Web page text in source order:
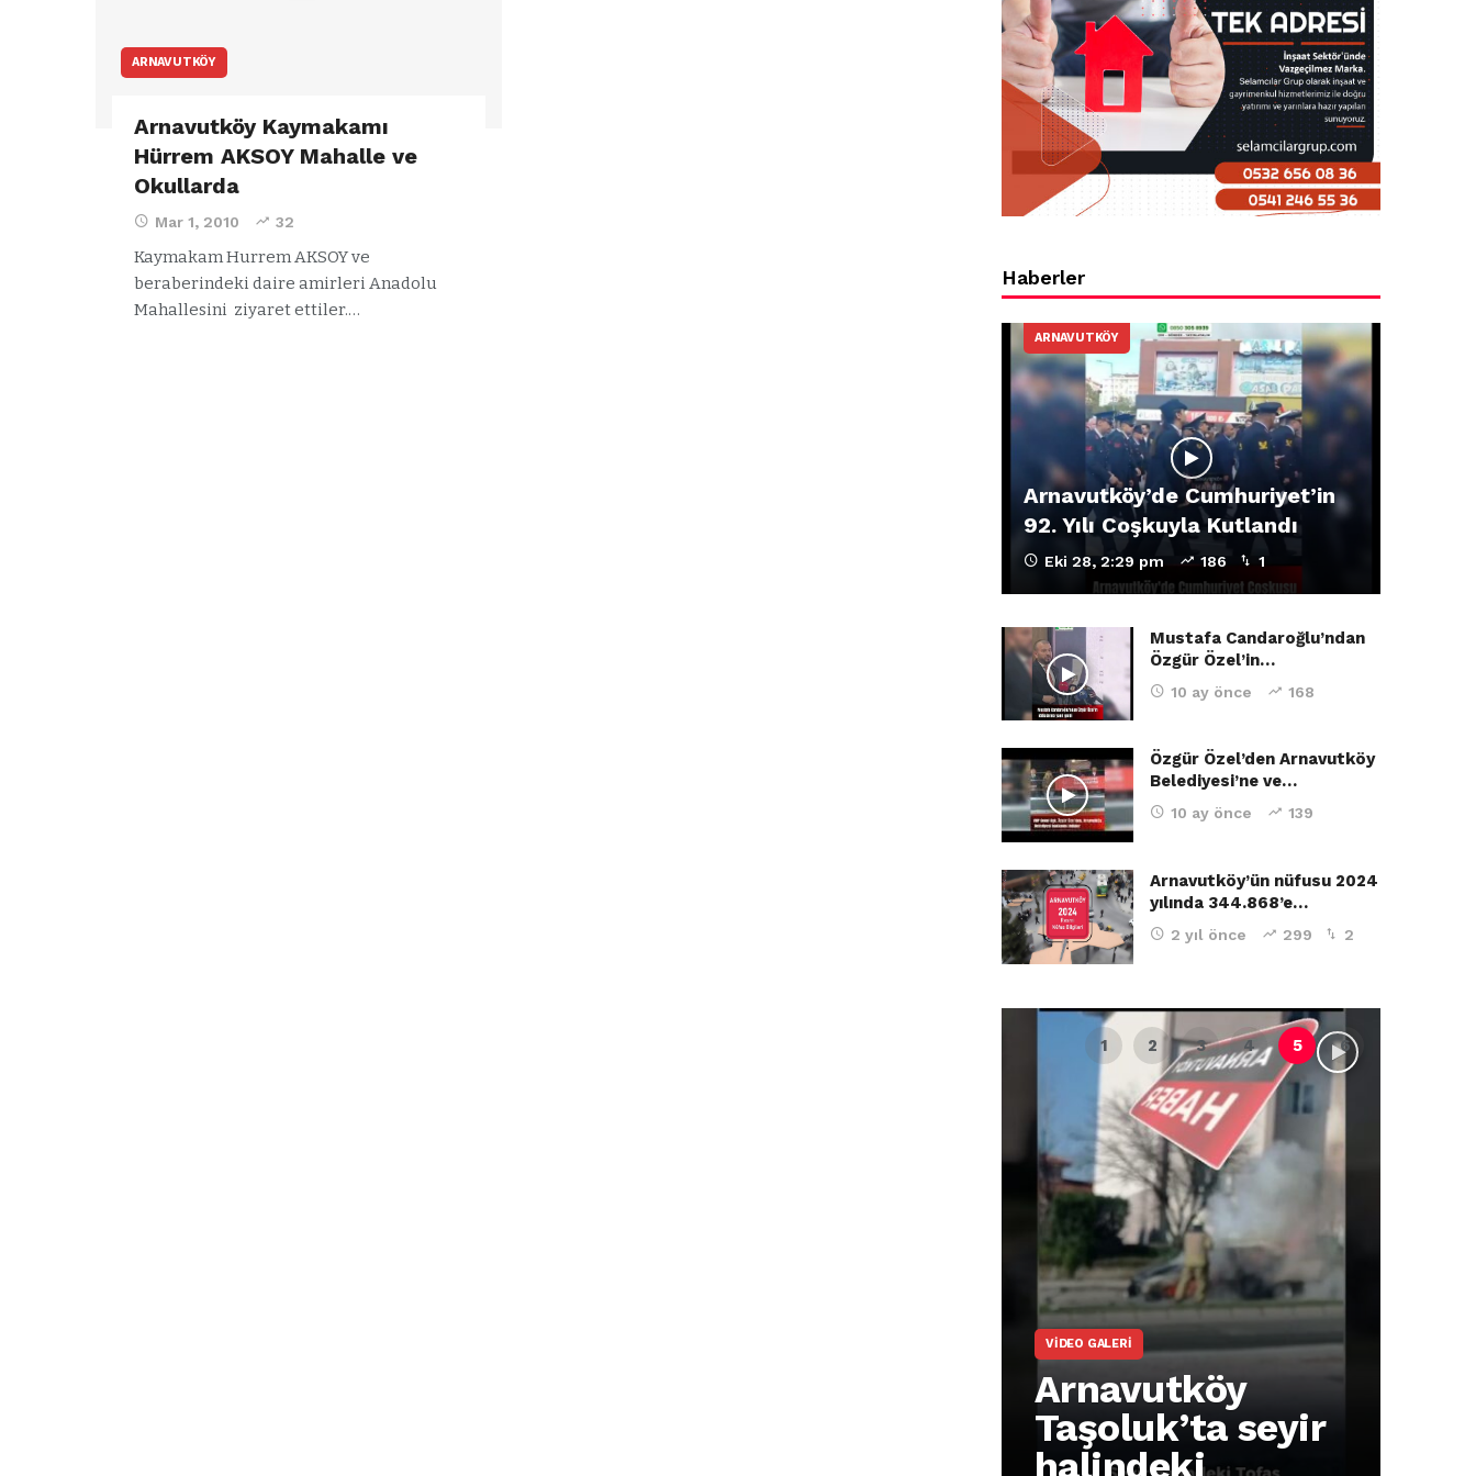
ARNAVUTKÖY
Arnavutköy Kaymakamı
Hürrem AKSOY Mahalle ve
Okullarda
Mar 1, 2010 32
Kaymakam Hurrem AKSOY ve
beraberindeki daire amirleri Anadolu
Mahallesini ziyaret ettiler.…
Haberler
ARNAVUTKÖY
Arnavutköy’de Cumhuriyet’in
92. Yılı Coşkuyla Kutlandı
Eki 28, 2:29 pm 186 1
Mustafa Candaroğlu’ndan
Özgür Özel’in…
10 ay önce 168
Özgür Özel’den Arnavutköy
Belediyesi’ne ve…
10 ay önce 139
Arnavutköy’ün nüfusu 2024
yılında 344.868’e…
2 yıl önce 299 2
VIDEO GALERI
Arnavutköy
Taşoluk’ta seyir
halindeki